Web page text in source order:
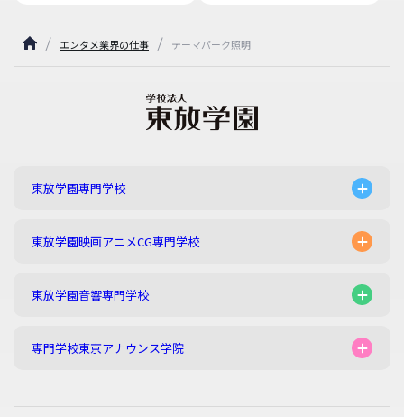
エンタメ業界の仕事 テーマパーク照明
東放学園専門学校
東放学園映画アニメCG専門学校
東放学園音響専門学校
専門学校東京アナウンス学院